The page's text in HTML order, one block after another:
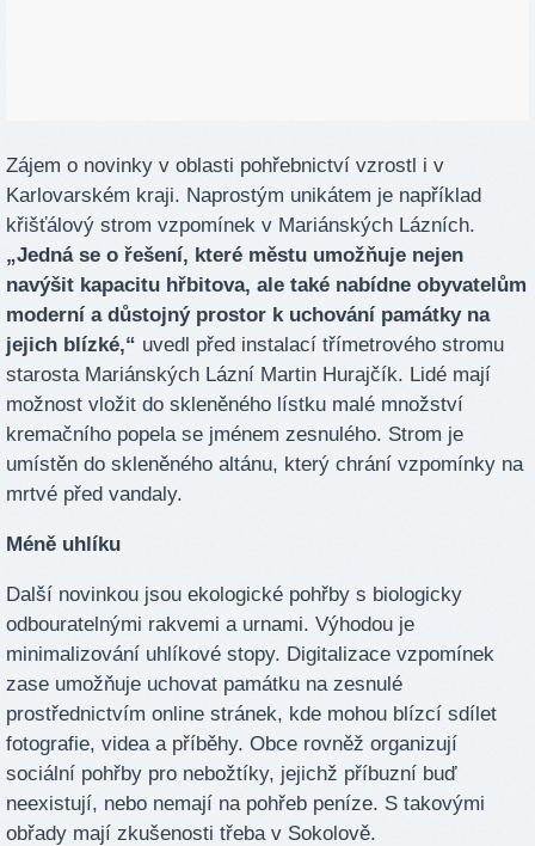
Zájem o novinky v oblasti pohřebnictví vzrostl i v
Karlovarském kraji. Naprostým unikátem je například
křišťálový strom vzpomínek v Mariánských Lázních.
„Jedná se o řešení, které městu umožňuje nejen
navýšit kapacitu hřbitova, ale také nabídne obyvatelům
moderní a důstojný prostor k uchování památky na
jejich blízké,“ uvedl před instalací třímetrového stromu
starosta Mariánských Lázní Martin Hurajčík. Lidé mají
možnost vložit do skleněného lístku malé množství
kremačního popela se jménem zesnulého. Strom je
umístěn do skleněného altánu, který chrání vzpomínky na
mrtvé před vandaly.
Méně uhlíku
Další novinkou jsou ekologické pohřby s biologicky
odbouratelnými rakvemi a urnami. Výhodou je
minimalizování uhlíkové stopy. Digitalizace vzpomínek
zase umožňuje uchovat památku na zesnulé
prostřednictvím online stránek, kde mohou blízcí sdílet
fotografie, videa a příběhy. Obce rovněž organizují
sociální pohřby pro nebožtíky, jejichž příbuzní buď
neexistují, nebo nemají na pohřeb peníze. S takovými
obřady mají zkušenosti třeba v Sokolově.